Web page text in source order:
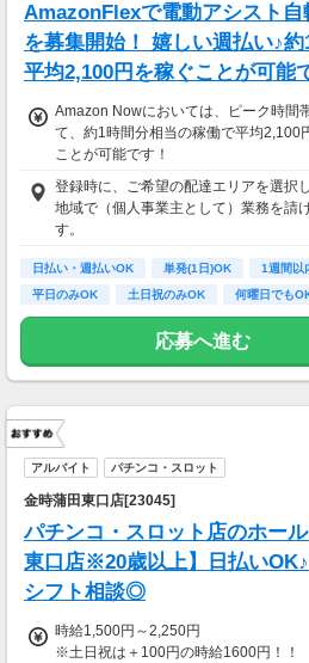
AmazonFlexで電動アシスト
を募集開始！ 嬉しい週払い♪
平均2,100円を稼ぐことが可能
Amazon Nowにおいては、ピーク時間
て、約1時間分相当の稼働で平均2,100
ことが可能です！
登録時に、ご希望の配達エリアを選択
地域で（個人事業主として）業務を請
す。
日払い・週払いOK 単発(1日)OK 1週間以
平日のみOK
土日祝のみOK 何曜日でも
応募へ進む
アルバイト パチンコ・スロット
金時蒲田東口店[23045]
パチンコ・スロット店のホー
東口店※20歳以上】日払い
シフト相談◎
時給1,500円～2,250円
※土日祝は＋100円の時給1600円！！